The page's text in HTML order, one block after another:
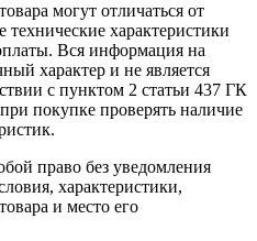
могут отличаться от
технические характеристики
Вся информация на
характер и не является
с пунктом 2 статьи 437 ГК
покупке проверять наличие
право без уведомления
характеристики,
и место его